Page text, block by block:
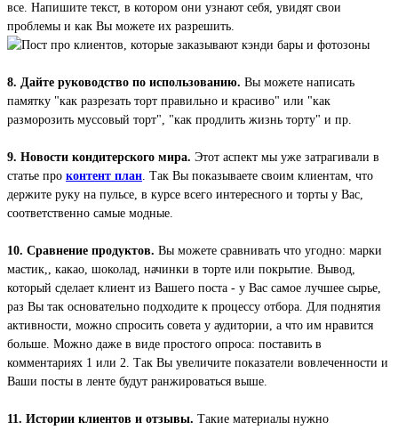
все. Напишите текст, в котором они узнают себя, увидят свои
проблемы и как Вы можете их разрешить.
8. Дайте руководство по использованию. Вы можете написать
памятку "как разрезать торт правильно и красиво" или "как
разморозить муссовый торт", "как продлить жизнь торту" и пр.
9. Новости кондитерского мира. Этот аспект мы уже затрагивали в
статье про контент план. Так Вы показываете своим клиентам, что
держите руку на пульсе, в курсе всего интересного и торты у Вас,
соответственно самые модные.
10. Сравнение продуктов. Вы можете сравнивать что угодно: марки
мастик,, какао, шоколад, начинки в торте или покрытие. Вывод,
который сделает клиент из Вашего поста - у Вас самое лучшее сырье,
раз Вы так основательно подходите к процессу отбора. Для поднятия
активности, можно спросить совета у аудитории, а что им нравится
больше. Можно даже в виде простого опроса: поставить в
комментариях 1 или 2. Так Вы увеличите показатели вовлеченности и
Ваши посты в ленте будут ранжироваться выше.
11. Истории клиентов и отзывы. Такие материалы нужно